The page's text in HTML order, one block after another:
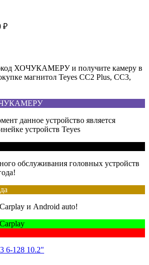
₽
ХОЧУКАМЕРУ и получите камеру в
магнитол Teyes CC2 Plus, CC3,
данное устройство является
устройств Teyes
обслуживания головных устройств
и Android auto!
6-128 10.2"